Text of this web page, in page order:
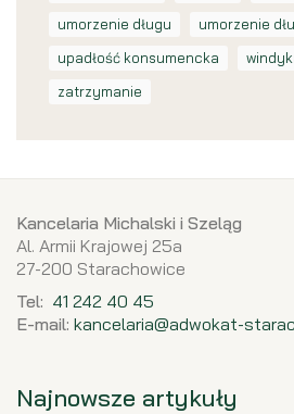
umorzenie długu
umorzenie
upadłość konsumencka
zatrzymanie
Kancelaria Michalski i Szeląg
Al. Armii Krajowej 25a
27-200 Starachowice
Tel: 41 242 40 45
E-mail: kancelaria@adwokat-
Najnowsze artykuły